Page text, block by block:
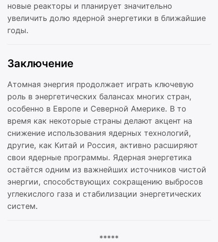
новые реакторы и планирует значительно
увеличить долю ядерной энергетики в ближайшие
годы.
Заключение
Атомная энергия продолжает играть ключевую
роль в энергетических балансах многих стран,
особенно в Европе и Северной Америке. В то
время как некоторые страны делают акцент на
снижение использования ядерных технологий,
другие, как Китай и Россия, активно расширяют
свои ядерные программы. Ядерная энергетика
остаётся одним из важнейших источников чистой
энергии, способствующих сокращению выбросов
углекислого газа и стабилизации энергетических
систем.
*****